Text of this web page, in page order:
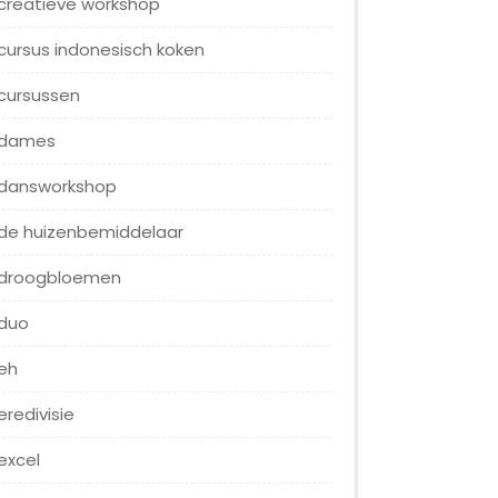
indonesisch koken
huizenbemiddelaar